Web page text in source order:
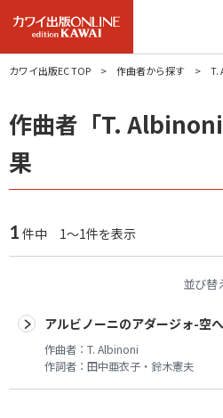
カワイ出版EC TOP 作曲者から探す T.
作曲者「T.
果
1 件中 1～1件を表示
並び替
アルビノーニのアダージォ-空
作曲者： T. Albinoni
作詞者： 田中亜衣子・鈴木憲夫